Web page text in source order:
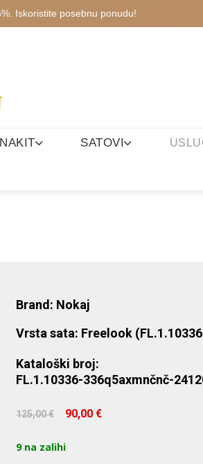
Iskoristite posebnu ponudu!
SATOVI
Brand: Nokaj
Vrsta sata: Freelook
Kataloški broj:
FL.1.10336-336q5axmnčnč-
125,00€ Izvorna
cijena
bila
90,00 €
9 na zalihi